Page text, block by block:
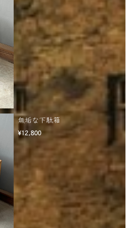
無垢な下駄箱
¥12,800